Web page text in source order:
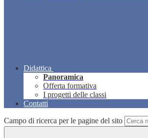
Didattica
Panoramica
Offerta formativa
I progetti delle classi
Contatti
Campo di ricerca per le pagine del sito